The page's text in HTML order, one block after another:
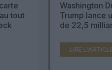
tout
Washington
Trump lance
de 22,5
LIRE